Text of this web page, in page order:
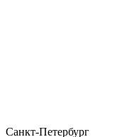
Санкт-Петербург